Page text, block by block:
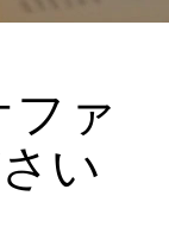
ファ
い